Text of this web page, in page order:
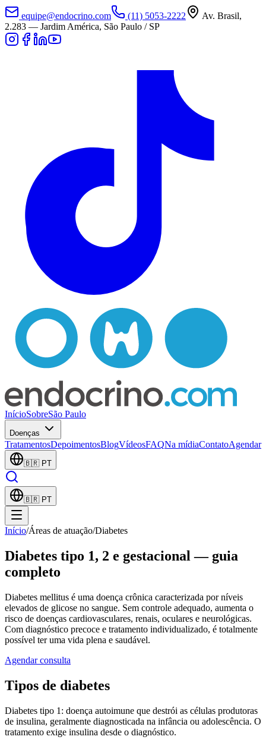
equipe@endocrino.com (11) 5053-2222
Av. Brasil,
2.283 — Jardim América, São Paulo / SP
InícioSobreSão Paulo
Doenças
TratamentosDepoimentosBlogVídeosFAQNa mídiaContatoAgendar
🇧🇷 PT
🇧🇷 PT
Início/Áreas de atuação/Diabetes
Diabetes tipo 1, 2 e gestacional — guia
completo
Diabetes mellitus é uma doença crônica caracterizada por níveis
elevados de glicose no sangue. Sem controle adequado, aumenta o
risco de doenças cardiovasculares, renais, oculares e neurológicas.
Com diagnóstico precoce e tratamento individualizado, é totalmente
possível ter uma vida plena e saudável.
Agendar consulta
Tipos de diabetes
Diabetes tipo 1: doença autoimune que destrói as células produtoras
de insulina, geralmente diagnosticada na infância ou adolescência. O
tratamento exige insulina desde o diagnóstico.